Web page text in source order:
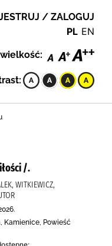
/ ZALOGUJ
PL EN
wielkość:
/.
WITKIEWICZ,
Kamienice, Powieść